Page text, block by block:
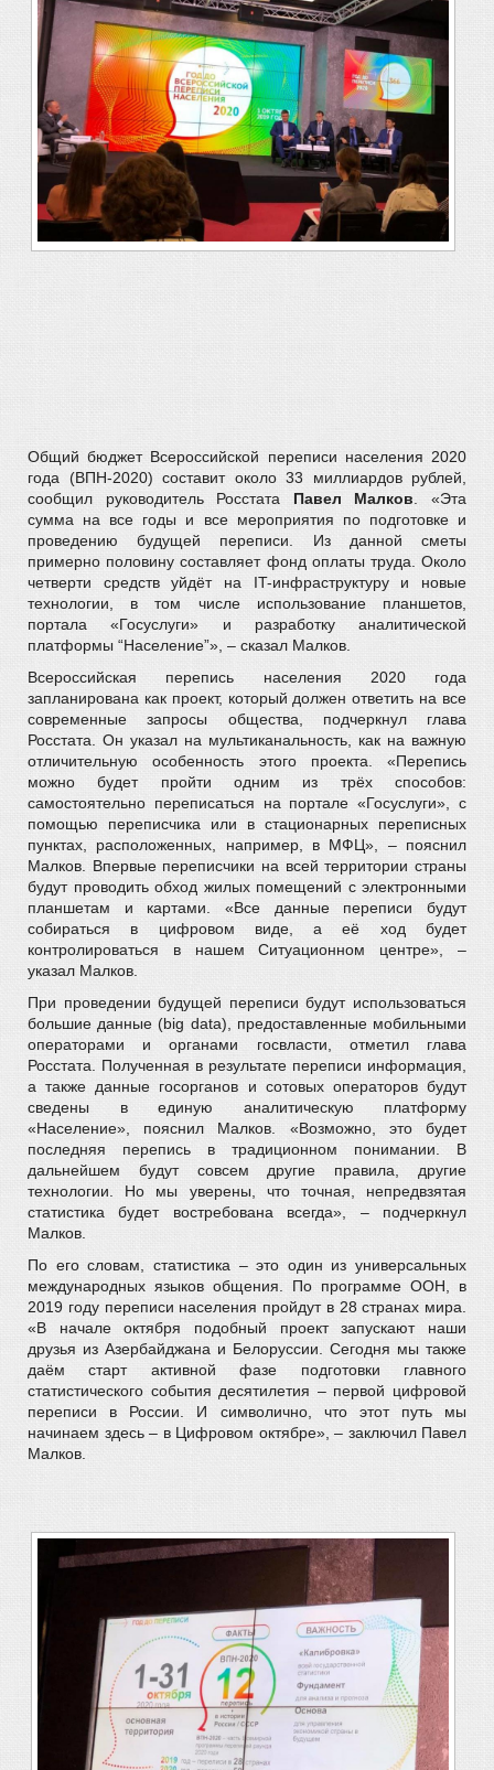
Общий бюджет Всероссийской переписи населения 2020
года (ВПН-2020) составит около 33 миллиардов рублей,
сообщил руководитель Росстата Павел Малков . «Эта
сумма на все годы и все мероприятия по подготовке и
проведению будущей переписи. Из данной сметы
примерно половину составляет фонд оплаты труда. Около
четверти средств уйдёт на IT-инфраструктуру и новые
технологии, в том числе использование планшетов,
портала «Госуслуги» и разработку аналитической
платформы “Население”», – сказал Малков.
Всероссийская перепись населения 2020 года
запланирована как проект, который должен ответить на все
современные запросы общества, подчеркнул глава
Росстата. Он указал на мультиканальность, как на важную
отличительную особенность этого проекта. «Перепись
можно будет пройти одним из трёх способов:
самостоятельно переписаться на портале «Госуслуги», с
помощью переписчика или в стационарных переписных
пунктах, расположенных, например, в МФЦ», – пояснил
Малков. Впервые переписчики на всей территории страны
будут проводить обход жилых помещений с электронными
планшетам и картами. «Все данные переписи будут
собираться в цифровом виде, а её ход будет
контролироваться в нашем Ситуационном центре», –
указал Малков.
При проведении будущей переписи будут использоваться
большие данные (big data), предоставленные мобильными
операторами и органами госвласти, отметил глава
Росстата. Полученная в результате переписи информация,
а также данные госорганов и сотовых операторов будут
сведены в единую аналитическую платформу
«Население», пояснил Малков. «Возможно, это будет
последняя перепись в традиционном понимании. В
дальнейшем будут совсем другие правила, другие
технологии. Но мы уверены, что точная, непредвзятая
статистика будет востребована всегда», – подчеркнул
Малков.
По его словам, статистика – это один из универсальных
международных языков общения. По программе ООН, в
2019 году переписи населения пройдут в 28 странах мира.
«В начале октября подобный проект запускают наши
друзья из Азербайджана и Белоруссии. Сегодня мы также
даём старт активной фазе подготовки главного
статистического события десятилетия – первой цифровой
переписи в России. И символично, что этот путь мы
начинаем здесь – в Цифровом октябре», – заключил Павел
Малков.